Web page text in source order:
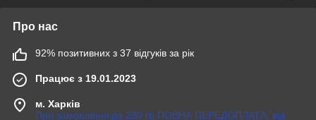
Про нас
92% позитивних з 37 відгуків за рік
Працює з 19.01.2023
м. Харків
При замовленні до 280 гр ПОВНА ПЕРЕДОПЛАТА, від